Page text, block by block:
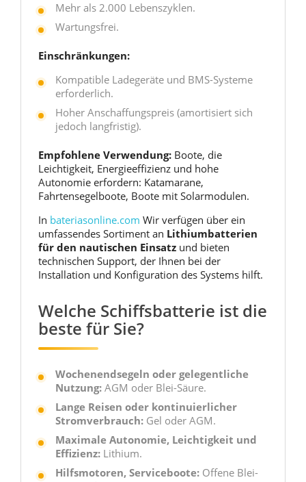
Mehr als 2.000 Lebenszyklen.
Wartungsfrei.
Einschränkungen:
Kompatible Ladegeräte und BMS-Systeme
erforderlich.
Hoher Anschaffungspreis (amortisiert sich
jedoch langfristig).
Empfohlene Verwendung: Boote, die
Leichtigkeit, Energieeffizienz und hohe
Autonomie erfordern: Katamarane,
Fahrtensegelboote, Boote mit Solarmodulen.
In bateriasonline.com Wir verfügen über ein
umfassendes Sortiment an Lithiumbatterien
für den nautischen Einsatz und bieten
technischen Support, der Ihnen bei der
Installation und Konfiguration des Systems hilft.
Welche Schiffsbatterie ist die
beste für Sie?
Wochenendsegeln oder gelegentliche
Nutzung: AGM oder Blei-Säure.
Lange Reisen oder kontinuierlicher
Stromverbrauch: Gel oder AGM.
Maximale Autonomie, Leichtigkeit und
Effizienz: Lithium.
Hilfsmotoren, Serviceboote: Offene Blei-